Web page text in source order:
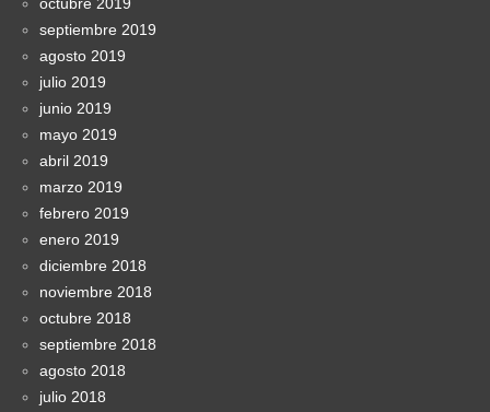
septiembre 2019
agosto 2019
julio 2019
junio 2019
mayo 2019
abril 2019
marzo 2019
febrero 2019
enero 2019
diciembre 2018
noviembre 2018
octubre 2018
septiembre 2018
agosto 2018
julio 2018